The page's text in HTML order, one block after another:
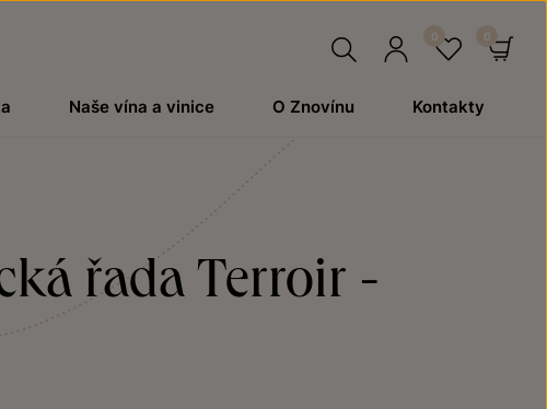
Naše vína a vinice O Znovínu Kontakty
řada Terroir -